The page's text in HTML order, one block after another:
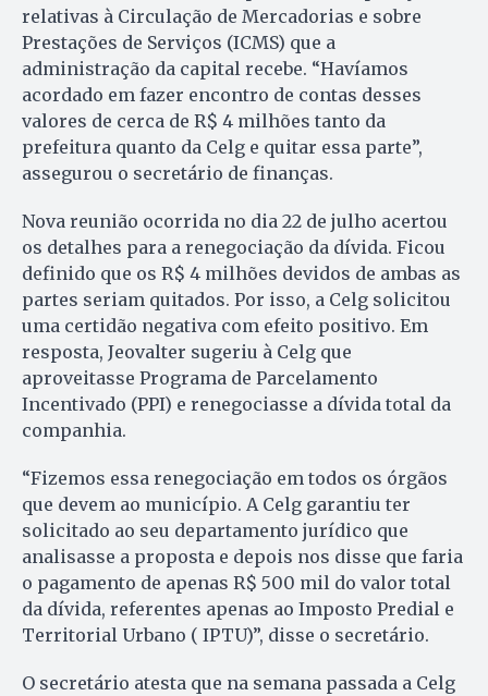
relativas à Circulação de Mercadorias e sobre
Prestações de Serviços (ICMS) que a
administração da capital recebe. “Havíamos
acordado em fazer encontro de contas desses
valores de cerca de R$ 4 milhões tanto da
prefeitura quanto da Celg e quitar essa parte”,
assegurou o secretário de finanças.
Nova reunião ocorrida no dia 22 de julho acertou
os detalhes para a renegociação da dívida. Ficou
definido que os R$ 4 milhões devidos de ambas as
partes seriam quitados. Por isso, a Celg solicitou
uma certidão negativa com efeito positivo. Em
resposta, Jeovalter sugeriu à Celg que
aproveitasse Programa de Parcelamento
Incentivado (PPI) e renegociasse a dívida total da
companhia.
“Fizemos essa renegociação em todos os órgãos
que devem ao município. A Celg garantiu ter
solicitado ao seu departamento jurídico que
analisasse a proposta e depois nos disse que faria
o pagamento de apenas R$ 500 mil do valor total
da dívida, referentes apenas ao Imposto Predial e
Territorial Urbano ( IPTU)”, disse o secretário.
O secretário atesta que na semana passada a Celg